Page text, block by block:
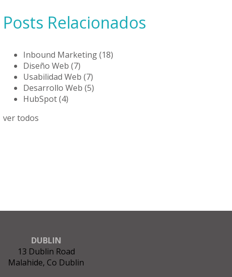
Posts Relacionados
Inbound Marketing(18)
Diseño Web (7)
Usabilidad Web (7)
Desarrollo Web (5)
HubSpot(4)
ver todos
DUBLIN
13 Dublin Road
Malahide, Co Dublin